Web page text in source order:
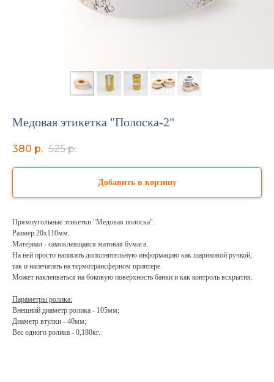
Медовая этикетка "Полоска-2"
380 р. 525 р.
Добавить в корзину
Прямоугольные этикетки "Медовая полоска".
Размер 20х110мм.
Материал - самоклеящаяся матовая бумага.
На ней просто написать дополнительную информацию как шариковой ручкой,
так и напечатать на термотрансферном принтере.
Может наклеиваться на боковую поверхность банки и как контроль вскрытия.
Параметры ролика:
Внешний диаметр ролика - 105мм;
Диаметр втулки - 40мм;
Вес одного ролика - 0,180кг.